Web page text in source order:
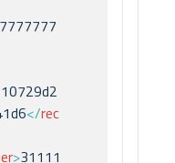
</rec
>31111